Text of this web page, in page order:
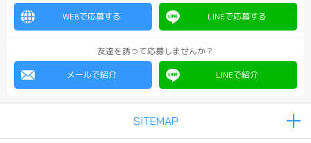
WEBで応募する LINEで応募する
友達を誘って応募しませんか？
メールで紹介
LINEで紹介